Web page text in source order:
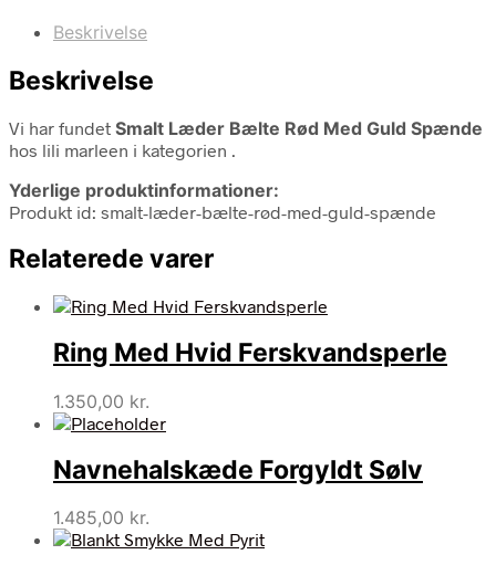
Beskrivelse
Beskrivelse
Vi har fundet Smalt Læder Bælte Rød Med Guld Spænde
hos lili marleen i kategorien .
Yderlige produktinformationer:
Produkt id: smalt-læder-bælte-rød-med-guld-spænde
Relaterede varer
Ring Med Hvid Ferskvandsperle
1.350,00 kr.
Navnehalskæde Forgyldt Sølv
1.485,00 kr.